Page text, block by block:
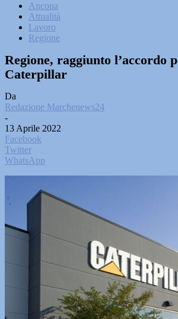
Ancona
Attualità
Lavoro
Regione
Regione, raggiunto l’accordo
Caterpillar
Da
Redazione Marchenews24
-
13 Aprile 2022
Facebook
Twitter
WhatsApp